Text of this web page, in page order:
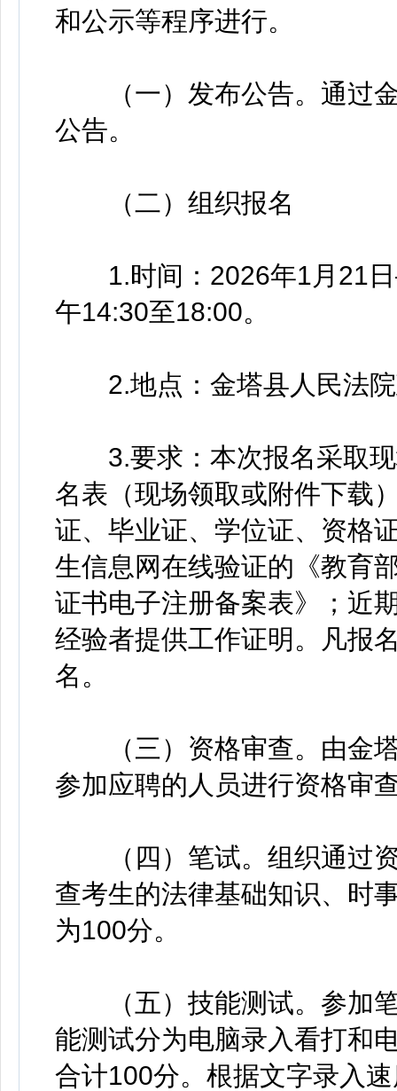
和公示等程序进行。
（一）发布公告。通过金
公告。
（二）组织报名
1.时间：2026年1月21日
午14:30至18:00。
2.地点：金塔县人民法院
3.要求：本次报名采取现
名表（现场领取或附件下载
证、毕业证、学位证、资格
生信息网在线验证的《教育
证书电子注册备案表》；近
经验者提供工作证明。凡报
名。
（三）资格审查。由金塔
参加应聘的人员进行资格审
（四）笔试。组织通过资
查考生的法律基础知识、时
为100分。
（五）技能测试。参加笔
能测试分为电脑录入看打和
合计100分。根据文字录入